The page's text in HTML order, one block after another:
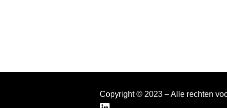
Copyright © 2023 – Alle rechten